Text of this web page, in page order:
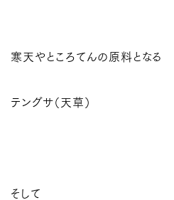
寒天やところてんの原料となる
テングサ（天草）
そして